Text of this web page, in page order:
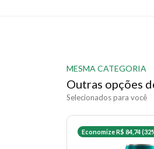
MESMA CATEGORIA
Outras opções
Selecionados para você
Economize R$ 84,74